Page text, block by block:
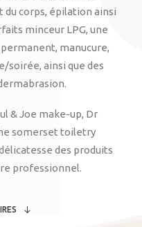
du corps, épilation ainsi
minceur LPG, une
manucure,
soirée, ainsi que des
& Joe make-up, Dr
somerset toiletry
des produits
professionnel.